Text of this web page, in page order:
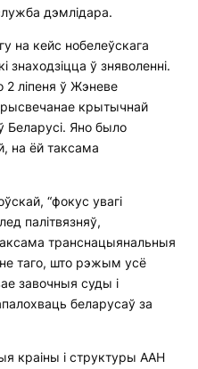
дэмлідара.
на кейс нобелеўскага
знаходзіцца ў зняволенні.
ліпеня ў Жэневе
крытычнай
Беларусі. Яно было
на ёй таксама
“фокус увагі
палітвязняў,
транснацыянальныя
таго, што рэжым усё
завочныя суды і
беларусаў за
краіны і структуры ААН